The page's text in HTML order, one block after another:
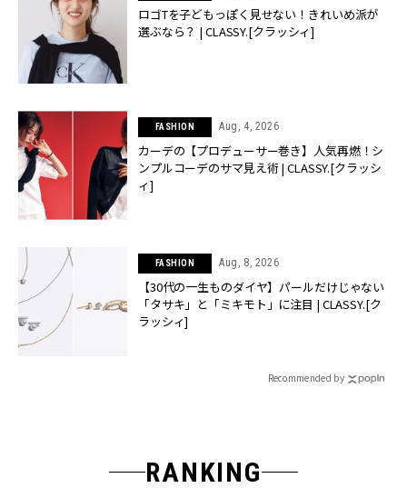
ロゴTを子どもっぽく見せない！きれいめ派が
選ぶなら？ | CLASSY.[クラッシィ]
FASHION Aug, 4, 2026
カーデの【プロデューサー巻き】人気再燃！シ
ンプルコーデのサマ見え術 | CLASSY.[クラッシ
ィ]
FASHION Aug, 8, 2026
【30代の一生ものダイヤ】パールだけじゃない
「タサキ」と「ミキモト」に注目 | CLASSY.[ク
ラッシィ]
Recommended by
RANKING